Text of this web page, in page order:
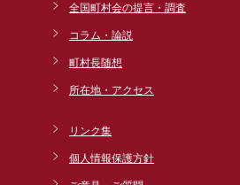
全国町村会の提言・調査
コラム・論説
町村長随想
所在地・アクセス
リンク集
個人情報保護方針